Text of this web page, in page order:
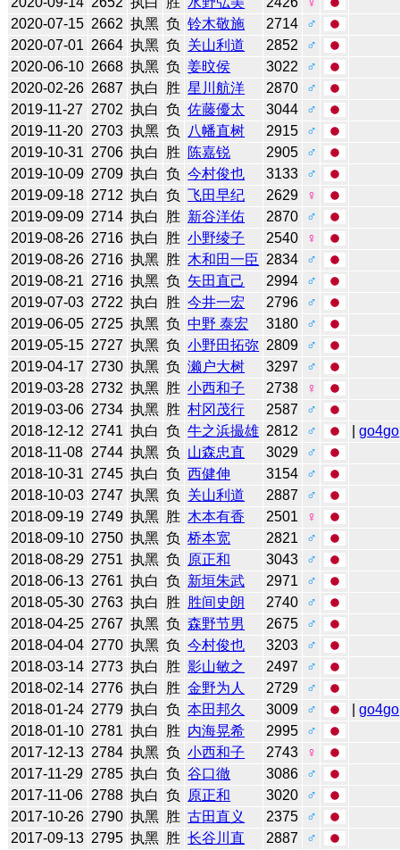
2020-07-15 2662 执黑 负 铃木敬施 2714
♂
2020-07-01 2664 执黑 负 关山利道 2852
♂
2020-06-10 2668 执黑 负 姜旼侯 3022
♂
2020-02-26 2687 执白 胜 星川航洋 2870
♂
2019-11-27
2702 执白 负 佐藤優太 3044
♂
2019-11-20 2703 执黑 负 八幡直树 2915
♂
2019-10-31 2706 执白 胜 陈嘉锐 2905
♂
2019-10-09 2709 执白 负 今村俊也 3133
♂
2019-09-18 2712 执白 负 飞田早纪 2629
♀
2019-09-09 2714 执白 胜 新谷洋佑 2870
♂
2019-08-26 2716 执白 胜 小野绫子 2540
♀
2019-08-26 2716 执黑 胜 木和田一臣 2834
♂
2019-08-21 2716 执黑 负 矢田直己 2994
♂
2019-07-03 2722 执白 胜 今井一宏 2796
♂
2019-06-05 2725 执黑 负 中野 泰宏 3180
♂
2019-05-15 2727 执黑 负 小野田拓弥 2809
♂
2019-04-17 2730 执黑 负 濑户大树 3297
♂
2019-03-28 2732 执黑 胜 小西和子 2738
♀
2019-03-06 2734 执黑 胜 村冈茂行 2587
♂
2018-12-12 2741 执白 负 牛之浜撮雄 2812 ♂ |go4go
2018-11-08 2744 执黑 负 山森忠直 3029
♂
2018-10-31 2745 执白 负 西健伸 3154
♂
2018-10-03 2747 执黑 负 关山利道 2887
♂
2018-09-19 2749 执黑 胜 木本有香 2501
♀
2018-09-10 2750 执黑 负 桥本宽 2821
♂
2018-08-29 2751 执黑 负 原正和 3043
♂
2018-06-13 2761 执白 负 新垣朱武 2971
♂
2018-05-30 2763 执白 胜 胜间史朗 2740
♂
2018-04-25 2767 执黑 负 森野节男 2675
♂
2018-04-04 2770 执黑 负 今村俊也 3203
♂
2018-03-14 2773 执白 胜 影山敏之 2497
♂
2018-02-14 2776 执白 胜 金野为人 2729
♂
2018-01-24 2779 执白 负 本田邦久 3009 ♂ |go4go
2018-01-10 2781 执白 胜 内海晃希 2995
♂
2017-12-13 2784 执黑 负 小西和子 2743
♀
2017-11-29 2785 执白 负 谷口徹 3086
♂
2017-11-06 2788 执白 负 原正和 3020
♂
2017-10-26 2790 执黑 胜 古田直义 2375
♂
2017-09-13 2795 执黑 胜 长谷川直 2887
♂